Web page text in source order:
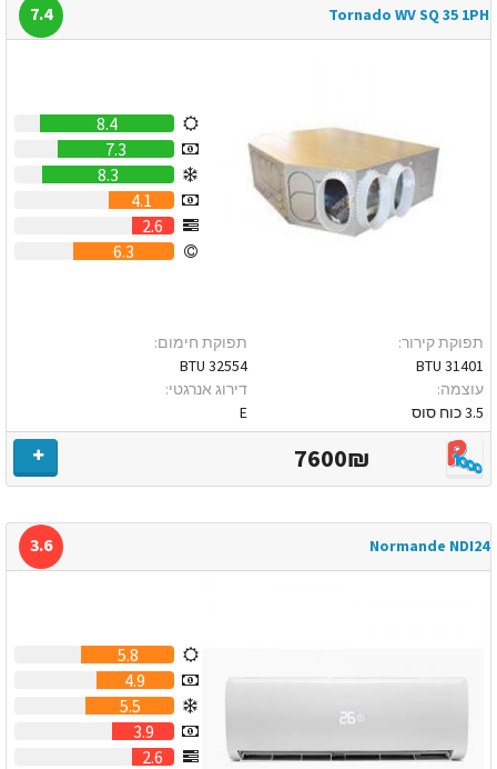
Tornado WV SQ 35 1PH
7.4
8.4
7.3
8.3
4.1
2.6
6.3
תפוקת קירור:
31401 BTU
עוצמה:
3.5 כוח סוס
תפוקת חימום:
32554 BTU
דירוג אנרגטי:
E
7600₪
Normande NDI24
3.6
5.8
4.9
5.5
3.9
2.6